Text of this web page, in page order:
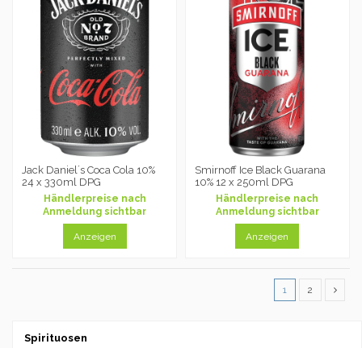
Jack Daniel´s Coca Cola 10%
24 x 330ml DPG
Händlerpreise nach
Anmeldung sichtbar
Anzeigen
Smirnoff Ice Black Guarana
10% 12 x 250ml DPG
Händlerpreise nach
Anmeldung sichtbar
Anzeigen
1 2
Spirituosen